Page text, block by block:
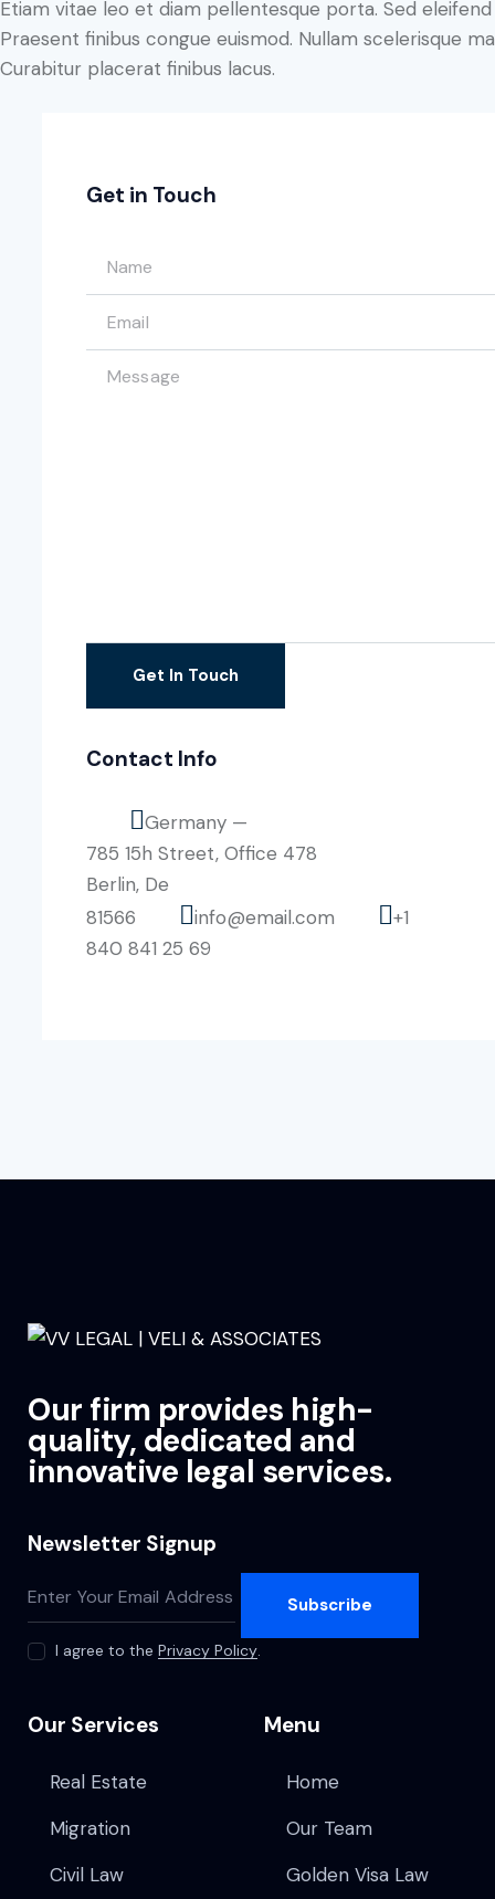
Etiam vitae leo et diam pellentesque porta. Sed
Praesent finibus congue euismod. Nullam scelerisque
Curabitur placerat finibus lacus.
Get in Touch
Contact Info
Germany —
785 15h Street, Office 478
Berlin, De
81566
info@email.com
+1
840 841 25 69
Our firm provides high-
quality, dedicated and
innovative legal services.
Newsletter Signup
Subscribe
I agree to thePrivacy Policy.
Our Services
Real Estate
Migration
Civil Law
Menu
Home
Our Team
Golden Visa Law